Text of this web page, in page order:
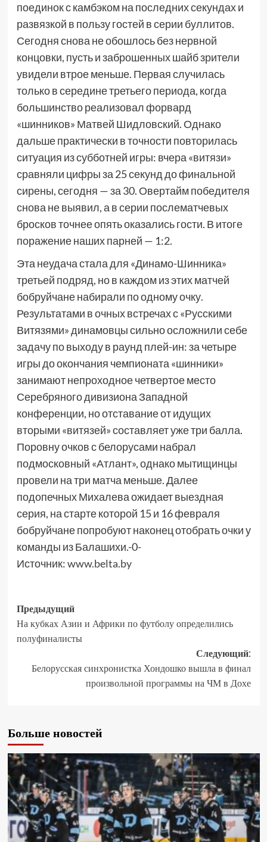
поединок с камбэком на последних секундах и
развязкой в пользу гостей в серии буллитов.
Сегодня снова не обошлось без нервной
концовки, пусть и заброшенных шайб зрители
увидели втрое меньше. Первая случилась
только в середине третьего периода, когда
большинство реализовал форвард
«шинников» Матвей Шидловский. Однако
дальше практически в точности повторилась
ситуация из субботней игры: вчера «витязи»
сравняли цифры за 25 секунд до финальной
сирены, сегодня — за 30. Овертайм победителя
снова не выявил, а в серии послематчевых
бросков точнее опять оказались гости. В итоге
поражение наших парней — 1:2.
Эта неудача стала для «Динамо-Шинника»
третьей подряд, но в каждом из этих матчей
бобруйчане набирали по одному очку.
Результатами в очных встречах с «Русскими
Витязями» динамовцы сильно осложнили себе
задачу по выходу в раунд плей-ин: за четыре
игры до окончания чемпионата «шинники»
занимают непроходное четвертое место
Серебряного дивизиона Западной
конференции, но отставание от идущих
вторыми «витязей» составляет уже три балла.
Поровну очков с белорусами набрал
подмосковный «Атлант», однако мытищинцы
провели на три матча меньше. Далее
подопечных Михалева ожидает выездная
серия, на старте которой 15 и 16 февраля
бобруйчане попробуют наконец отобрать очки у
команды из Балашихи.-0-
Источник:www.belta.by
Предыдущий
На кубках Азии и Африки по футболу определились
полуфиналисты
Следующий:
Белорусская синхронистка Хондошко вышла в финал
произвольной программы на ЧМ в Дохе
Больше новостей